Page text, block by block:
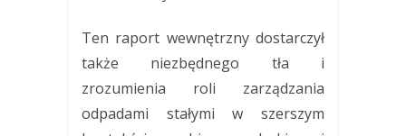
Ten raport wewnętrzny dostarczył
także niezbędnego tła i
zrozumienia roli zarządzania
odpadami stałymi w szerszym